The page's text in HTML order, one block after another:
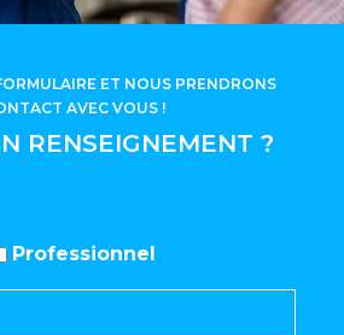
RENSEIGNEMENT ?
ET NOUS PRENDRONS
AVEC VOUS !
Professionnel